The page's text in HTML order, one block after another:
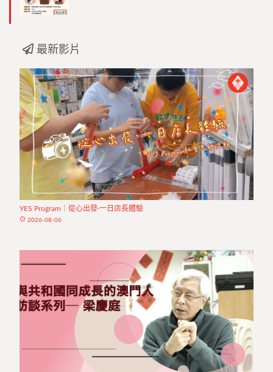
最新影片
YES Program｜從心出發·一日店長體驗
access_time 2026-08-06